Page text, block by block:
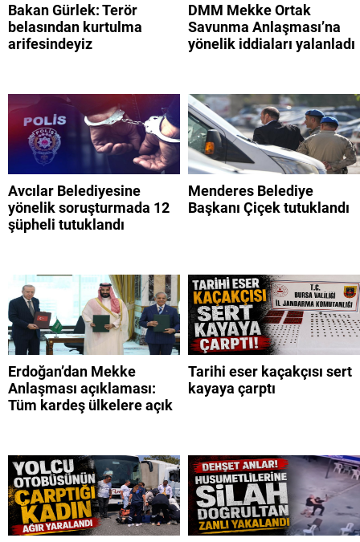
Bakan Gürlek: Terör
belasından kurtulma
arifesindeyiz
DMM Mekke Ortak
Savunma Anlaşması’na
yönelik iddiaları yalanladı
Avcılar Belediyesine
yönelik soruşturmada 12
şüpheli tutuklandı
Menderes Belediye
Başkanı Çiçek tutuklandı
Erdoğan’dan Mekke
Anlaşması açıklaması:
Tüm kardeş ülkelere açık
Tarihi eser kaçakçısı sert
kayaya çarptı